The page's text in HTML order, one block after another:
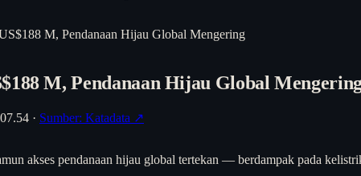
M, Pendanaan Hijau Global Mengering
M, Pendanaan Hijau Global
· Sumber: Katadata ↗
akses pendanaan hijau global tertekan — berdampak pada